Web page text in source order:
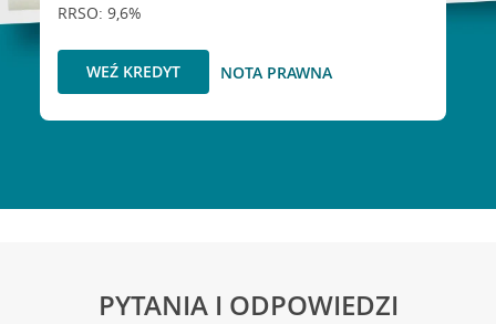
RRSO: 9,6%
WEŹ KREDYT NOTA PRAWNA
PYTANIA I ODPOWIEDZI